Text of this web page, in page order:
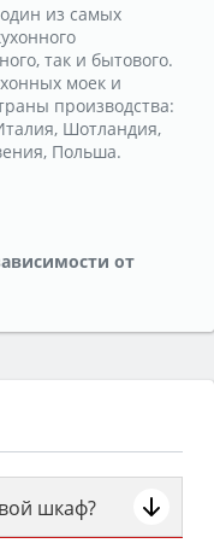
из самых
так и бытового.
моек и
производства:
Шотландия,
Польша.
от
шкаф?